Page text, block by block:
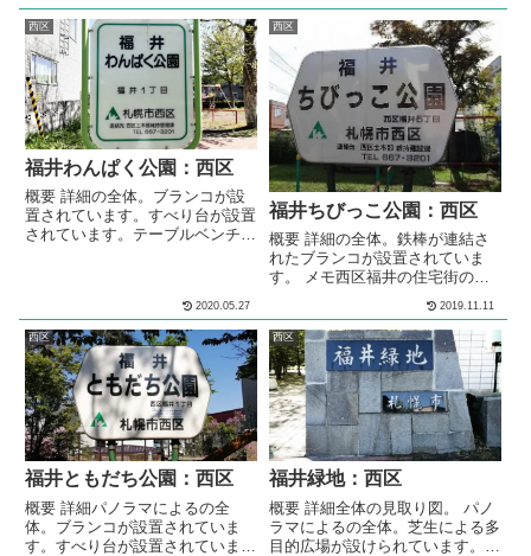
西区
福井わんぱく公園：西区
概要 詳細の全体。ブランコが設
置されています。すべり台が設置
されています。テーブルベンチセ
0012住所北海道札幌市西区福井
１丁目管理問い合わせ
2020.05.27
西区
福井ちびっこ公園：西区
概要 詳細の全体。鉄棒が連結さ
れたブランコが設置されていま
す。 メモ西区福井の住宅街の中
便番号〒063-0012住所北海道札
幌市西区福井6丁目管理問い合わ
せ
2019.11.11
西区
福井ともだち公園：西区
概要 詳細パノラマによるの全
体。ブランコが設置されていま
す。すべり台が設置されていま
西区
福井緑地：西区
概要 詳細全体の見取り図。 パノ
ラマによるの全体。芝生による多
目的広場が設けられています。ト